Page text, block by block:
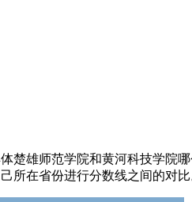
楚雄师范学院和黄河科技学院
所在省份进行分数线之间的对比